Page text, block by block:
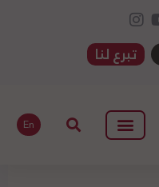
تبرع لنا
En